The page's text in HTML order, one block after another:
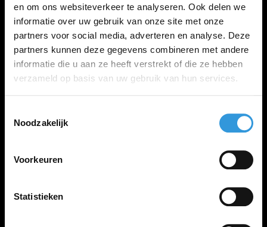
en om ons websiteverkeer te analyseren. Ook delen we
informatie over uw gebruik van onze site met onze
partners voor social media, adverteren en analyse. Deze
partners kunnen deze gegevens combineren met andere
informatie die u aan ze heeft verstrekt of die ze hebben
verzameld op basis van uw gebruik van hun services.
Noodzakelijk
Voorkeuren
Statistieken
ZOEKBIJBAAN
FAQ
Kennis maken met MELON